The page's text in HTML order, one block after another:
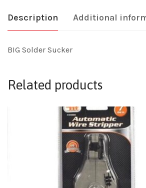
Description Additional
BIG Solder Sucker
Related products